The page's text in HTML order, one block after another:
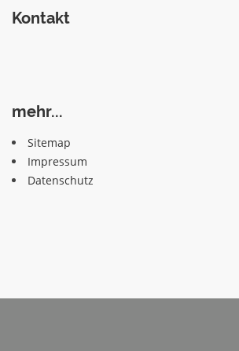
Kontakt
mehr...
Sitemap
Impressum
Datenschutz